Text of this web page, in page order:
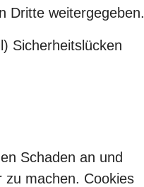
Dritte weitergegeben.
Sicherheitslücken
Schaden an und
zu machen. Cookies